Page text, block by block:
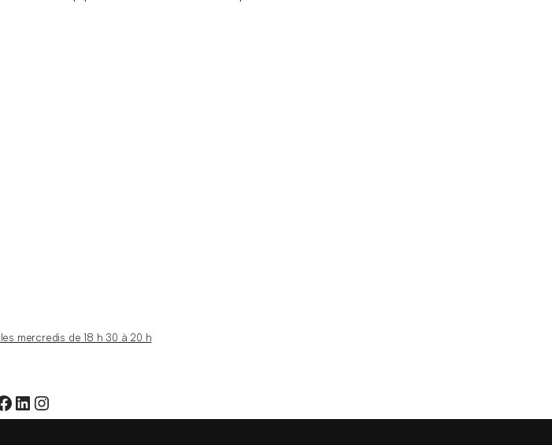
mercredis de 18 h 30 à 20 h